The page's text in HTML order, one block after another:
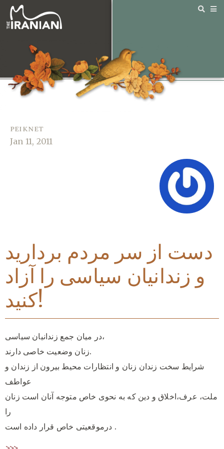
peiknet
Jan 11, 2011
دست از سر مردم بردارید
و زندانیان سیاسی را آزاد
کنید!
در میان جمع زندانیان سیاسی،
زنان وضعیت خاصی دارند.
شرایط سخت زندان زنان و انتظارات محیط بیرون از زندان و
عواطف
ملت، عرف،اخلاق و دین که به نحوی خاص متوجه آنان است زنان
را
درموقعیتی خاص قرار داده است .